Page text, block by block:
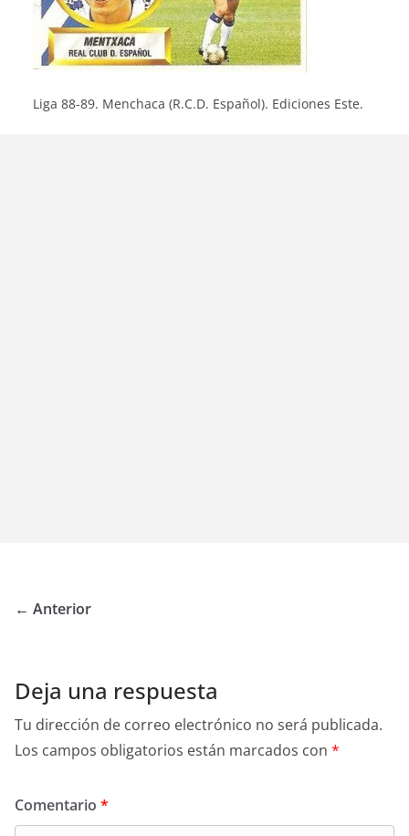
Liga 88-89. Menchaca (R.C.D. Español). Ediciones Este.
← Anterior
Deja una respuesta
Tu dirección de correo electrónico no será publicada.
Los campos obligatorios están marcados con *
Comentario *